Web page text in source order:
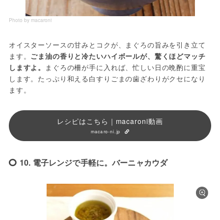
Photo by macaroni
オイスターソースの甘みとコクが、まぐろの旨みを引き立て
ます。 ごま油の香りと冷たいハイボールが、驚くほどマッチ
しますよ。 まぐろの柵が手に入れば、忙しい日の晩酌に重宝
します。たっぷり和える白すりごまの歯ざわりがクセになり
ます。
レシピはこちら｜macaroni動画
macaro-ni.jp
10. 電子レンジで手軽に。バーニャカウダ